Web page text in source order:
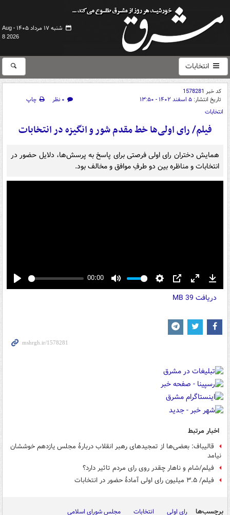
شنبه ۱۷ مرداد ۱۴۰۵ -
Aug
8 2026
انتخابات
کد خبر 1578281
تاریخ انتشار: ۵ اسفند ۱۴۰۲ - ۱۳:۵۰ ۰ نظر
چاپ
انتخابات
فیلم/ رای اولی‌ها خط مقدم شور و انگیزه در انتخابات
همایش دختران رای اولی فرصتی برای پاسخ به پرسش‌ها، دلایل حضور در
انتخابات و مناظره بین دو طرفِ موافق و مخالف بود.
Play
00:00
Mute Settings
PIP Enter
fullscreen
دریافت 39 MB
اخبار مرتبط
قالیباف: بعضی‌ها از تمجیدهای رهبر انقلاب دربارۀ مجلس یازدهم خوششان
نیامد
فیلم/شام و ناهار چقدر روی رای مردم تاثیر دارد؟
فیلم/ ۳.۵ میلیون رای اولی‌ آمادۀ حضور در انتخابات
برچسب‌ها رای اولی انتخابات مجلس شورای اسلامی